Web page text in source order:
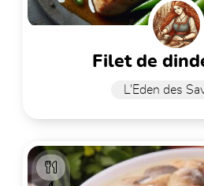
filet de
L'Eden des